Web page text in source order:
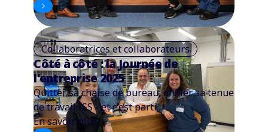
Collaboratrices et collaborateurs
Côté à côté : la Journée de
l'entreprise 2025
Quitter sa chaise de bureau, enfiler sa tenue
de travail ISS - et c'est parti.
En savoir plus